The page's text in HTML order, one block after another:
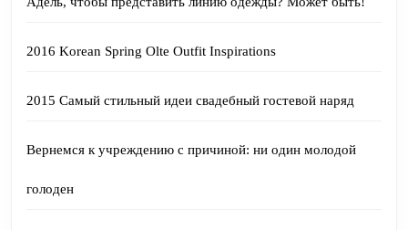
2016 Korean Spring Olte Outfit Inspirations
2015 Самый стильный идеи свадебный гостевой наряд
Вернемся к учреждению с причиной: ни один молодой
голоден